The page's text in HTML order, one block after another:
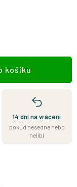
košíku
14 dní na vrácení
pokud nesedne nebo
nelíbí